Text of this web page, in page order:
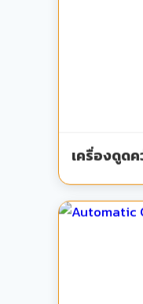
เครื่องดูด